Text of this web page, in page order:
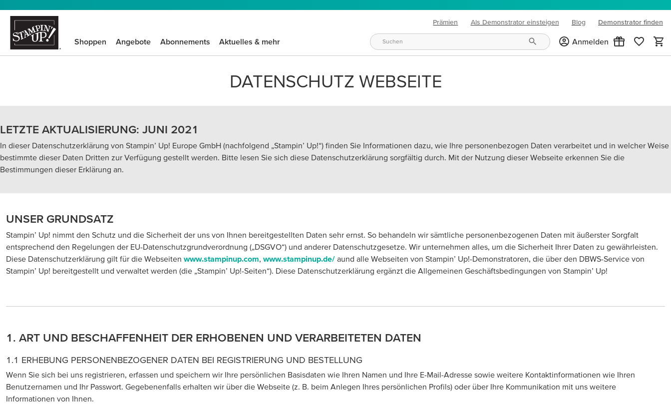
Prämien Als Demonstrator einsteigen Blog
(opens in new tab)
Demonstrator finden
Shoppen Angebote Abonnements Aktuelles & mehr Anmelden
DATENSCHUTZ WEBSEITE
LETZTE AKTUALISIERUNG: JUNI 2021
In dieser Datenschutzerklärung von Stampin’ Up! Europe GmbH (nachfolgend „Stampin’ Up!“) finden Sie Informationen dazu, wie Ihre personenbezogen Daten verarbeitet und in welcher Weise
bestimmte dieser Daten Dritten zur Verfügung gestellt werden. Bitte lesen Sie sich diese Datenschutzerklärung sorgfältig durch. Mit der Nutzung dieser Webseite erkennen Sie die
Bestimmungen dieser Erklärung an.
UNSER GRUNDSATZ
Stampin’ Up! nimmt den Schutz und die Sicherheit der uns von Ihnen bereitgestellten Daten sehr ernst. So behandeln wir sämtliche personenbezogenen Daten mit äußerster Sorgfalt
entsprechend den Regelungen der EU-Datenschutzgrundverordnung („DSGVO“) und anderer Datenschutzgesetze. Wir unternehmen alles, um die Sicherheit Ihrer Daten zu gewährleisten.
Diese Datenschutzerklärung gilt für die Webseiten www.stampinup.com, www.stampinup.de/ aund alle Webseiten von Stampin’ Up!-Demonstratoren, die über den DBWS-Service von
Stampin’ Up! bereitgestellt und verwaltet werden (die „Stampin’ Up!-Seiten“). Diese Datenschutzerklärung ergänzt die Allgemeinen Geschäftsbedingungen von Stampin’ Up!
1. ART UND BESCHAFFENHEIT DER ERHOBENEN UND VERARBEITETEN DATEN
1.1 ERHEBUNG PERSONENBEZOGENER DATEN BEI REGISTRIERUNG UND BESTELLUNG
Wenn Sie sich bei uns registrieren, erfassen und speichern wir Ihre persönlichen Basisdaten wie Ihren Namen und Ihre E-Mail-Adresse sowie weitere Kontaktinformationen wie Ihren
Benutzernamen und Ihr Passwort. Gegebenenfalls erhalten wir über die Webseite (z. B. beim Anlegen Ihres persönlichen Profils) oder über Ihre Kommunikation mit uns weitere
Informationen von Ihnen.